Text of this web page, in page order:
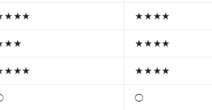
★★★★
★★★★
★★★★
◯